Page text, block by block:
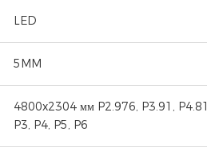
LED
5MM
4800x2304 мм P2.976, P3.91, P4.81,
P3, P4, P5, P6